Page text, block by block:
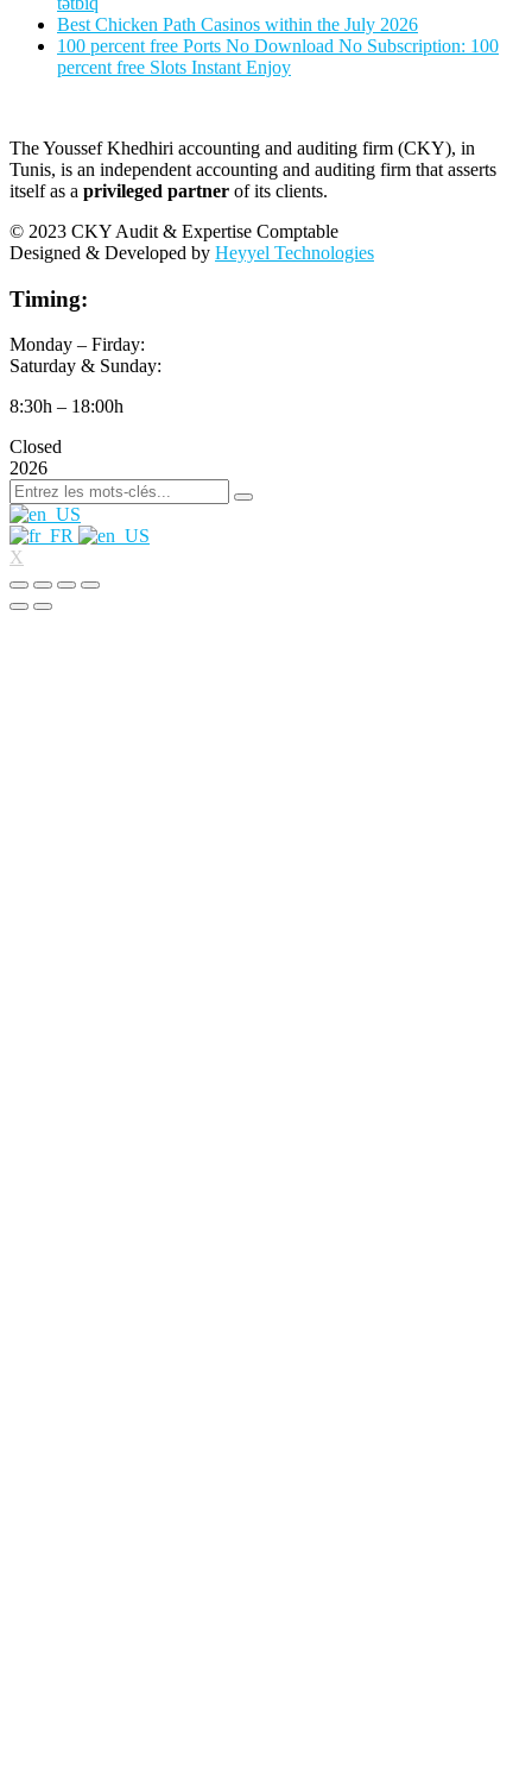
Best Chicken Path Casinos within the July 2026
100 percent free Ports No Download No Subscription: 100
percent free Slots Instant Enjoy
The Youssef Khedhiri accounting and auditing firm (CKY), in
Tunis, is an independent accounting and auditing firm that asserts
itself as a privileged partner of its clients.
© 2023 CKY Audit & Expertise Comptable
Designed & Developed by Heyyel Technologies
Timing:
Monday – Firday:
Saturday & Sunday:
8:30h – 18:00h
Closed
2026
X